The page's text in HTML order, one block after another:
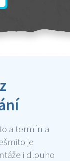
a termín a
je
i dlouho